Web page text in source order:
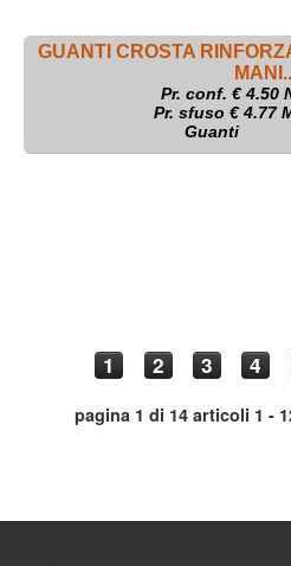
GUANTI CROSTA
Pr. conf. €4.50
Pr. sfuso € 4.77
Guanti
1 2 3 4
pagina 1 di 14 articoli 1 -